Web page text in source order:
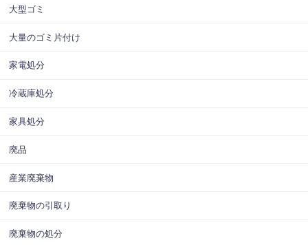
大型ゴミ
大量のゴミ片付け
家電処分
冷蔵庫処分
家具処分
廃品
産業廃棄物
廃棄物の引取り
廃棄物の処分